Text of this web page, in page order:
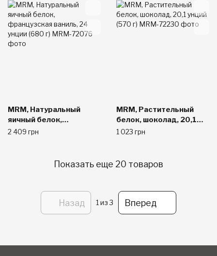
MRM, Натуральный
яичный белок,
французская ваниль, 24
2 409 грн
MRM, Растительный
белок, шоколад, 20,1
унций (570 г)
1 023 грн
Показать еще 20 товаров
Назад 1 из 3 Вперед